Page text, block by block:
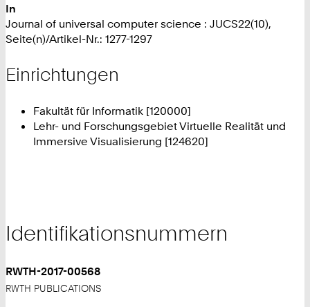
In
Journal of universal computer science : JUCS22(10),
Seite(n)/Artikel-Nr.: 1277-1297
Einrichtungen
Fakultät für Informatik [120000]
Lehr- und Forschungsgebiet Virtuelle Realität und
Immersive Visualisierung [124620]
Identifikationsnummern
RWTH-2017-00568
RWTH PUBLICATIONS